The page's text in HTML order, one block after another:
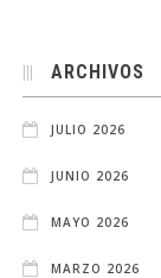
ARCHIVOS
JULIO 2026
JUNIO 2026
MAYO 2026
MARZO 2026